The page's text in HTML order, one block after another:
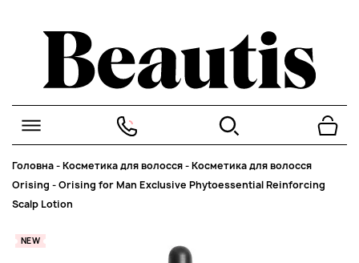
Головна-Косметика для волосся-Косметика для волосся
Orising -Orising for Man Exclusive Phytoessential Reinforcing
Scalp Lotion
NEW